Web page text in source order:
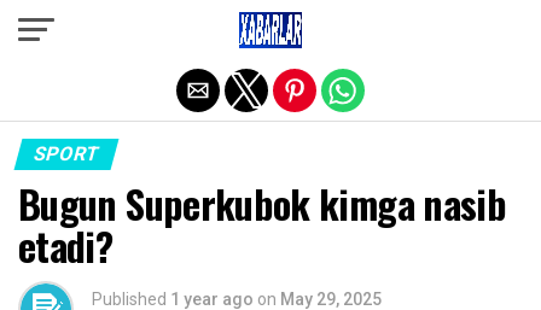
SPORT
Bugun Superkubok kimga nasib
etadi?
Published 1 year ago on May 29, 2025
Exit mobile version